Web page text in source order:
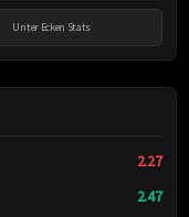
Unter Ecken Stats
2.27
2.47